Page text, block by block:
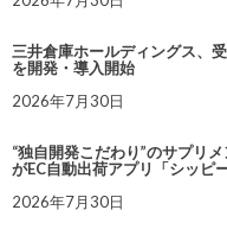
三井倉庫ホールディングス、
を開発・導入開始
2026年7月30日
“独自開発こだわり”のサプリ
がEC自動出荷アプリ「シッピ
2026年7月30日